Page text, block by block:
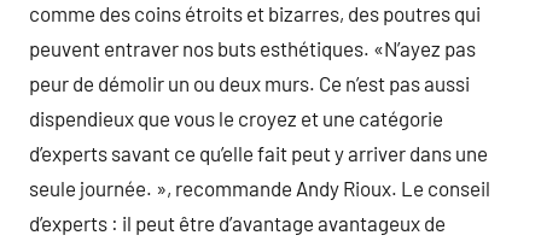
comme des coins étroits et bizarres, des poutres qui
peuvent entraver nos buts esthétiques. «N’ayez pas
peur de démolir un ou deux murs. Ce n’est pas aussi
dispendieux que vous le croyez et une catégorie
d’experts savant ce qu’elle fait peut y arriver dans une
seule journée. », recommande Andy Rioux. Le conseil
d’experts : il peut être d’avantage avantageux de